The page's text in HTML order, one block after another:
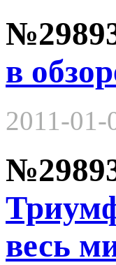
в
2011-01-
весь